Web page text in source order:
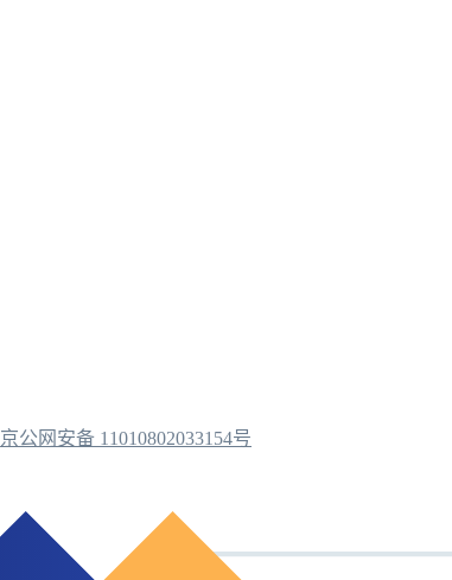
京公网安备 11010802033154号